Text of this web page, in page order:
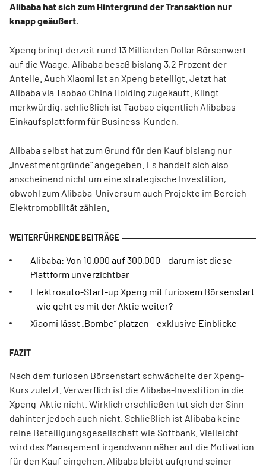
Alibaba hat sich zum Hintergrund der Transaktion nur
knapp geäußert.
Xpeng bringt derzeit rund 13 Milliarden Dollar Börsenwert
auf die Waage. Alibaba besaß bislang 3,2 Prozent der
Anteile. Auch Xiaomi ist an Xpeng beteiligt. Jetzt hat
Alibaba via Taobao China Holding zugekauft. Klingt
merkwürdig, schließlich ist Taobao eigentlich Alibabas
Einkaufsplattform für Business-Kunden.
Alibaba selbst hat zum Grund für den Kauf bislang nur
„Investmentgründe“ angegeben. Es handelt sich also
anscheinend nicht um eine strategische Investition,
obwohl zum Alibaba-Universum auch Projekte im Bereich
Elektromobilität zählen.
Alibaba: Von 10.000 auf 300.000 – darum ist diese
Plattform unverzichtbar
Elektroauto-Start-up Xpeng mit furiosem Börsenstart
– wie geht es mit der Aktie weiter?
Xiaomi lässt „Bombe“ platzen – exklusive Einblicke
Nach dem furiosen Börsenstart schwächelte der Xpeng-
Kurs zuletzt. Verwerflich ist die Alibaba-Investition in die
Xpeng-Aktie nicht. Wirklich erschließen tut sich der Sinn
dahinter jedoch auch nicht. Schließlich ist Alibaba keine
reine Beteiligungsgesellschaft wie Softbank. Vielleicht
wird das Management irgendwann näher auf die Motivation
für den Kauf eingehen. Alibaba bleibt aufgrund seiner